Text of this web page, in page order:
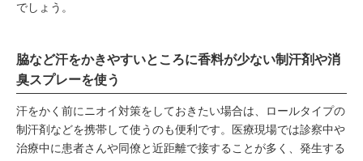
でしょう。
脇など汗をかきやすいところに香料が少ない制汗剤や消
臭スプレーを使う
汗をかく前にニオイ対策をしておきたい場合は、ロールタイプの
制汗剤などを携帯して使うのも便利です。医療現場では診察中や
治療中に患者さんや同僚と近距離で接することが多く、発生する